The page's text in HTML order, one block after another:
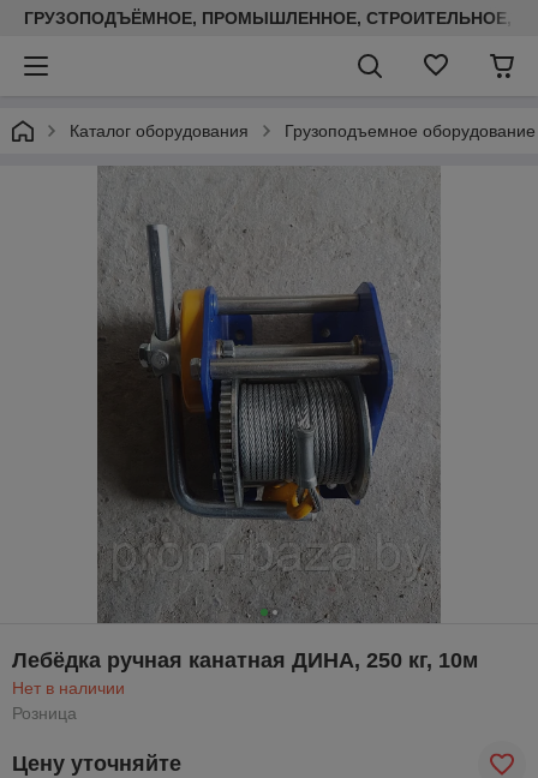
ГРУЗОПОДЪЁМНОЕ, ПРОМЫШЛЕННОЕ, СТРОИТЕЛЬНОЕ,
Каталог оборудования Грузоподъемное оборудование
Лебёдка ручная канатная ДИНА, 250 кг, 10м
Нет в наличии
Розница
Цену уточняйте